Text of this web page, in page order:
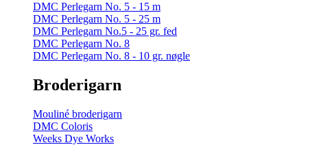
DMC Perlegarn No. 5 - 15 m
DMC Perlegarn No. 5 - 25 m
DMC Perlegarn No.5 - 25 gr. fed
DMC Perlegarn No. 8
DMC Perlegarn No. 8 - 10 gr. nøgle
Broderigarn
Mouliné broderigarn
DMC Coloris
Weeks Dye Works